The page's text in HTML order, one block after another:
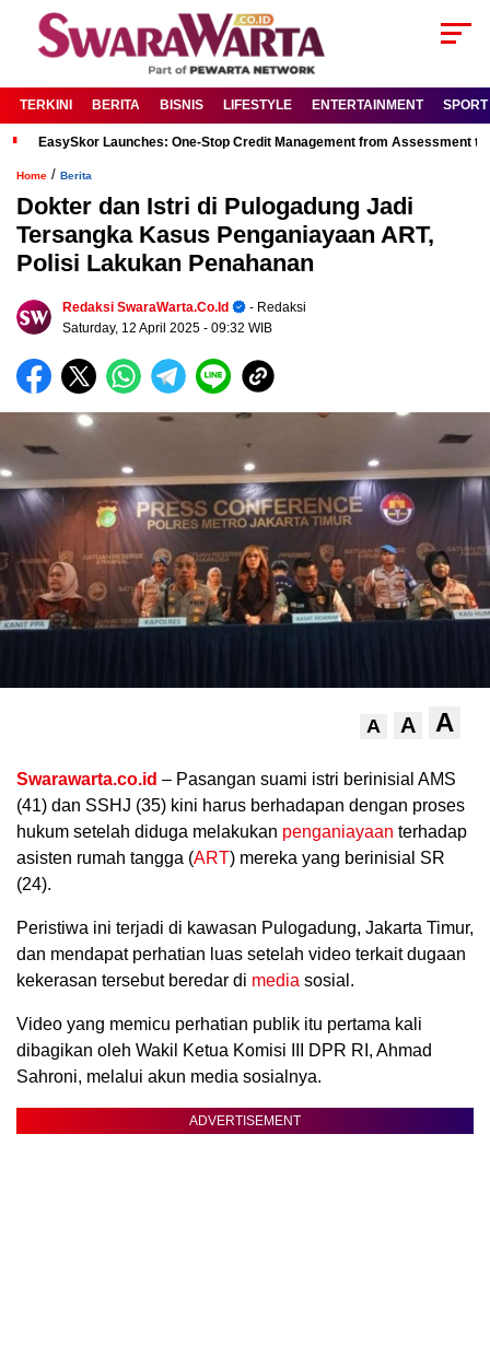
TERKINI BERITA BISNIS LIFESTYLE ENTERTAINMENT SPORT
EasySkor Launches: One-Stop Credit Management from Assessment
Home / Berita
Dokter dan Istri di Pulogadung Jadi
Tersangka Kasus Penganiayaan ART,
Polisi Lakukan Penahanan
Redaksi SwaraWarta.co.id
- Redaksi
Saturday, 12 April 2025 - 09:32 WIB
A A A
Swarawarta.co.id – Pasangan suami istri berinisial AMS
(41) dan SSHJ (35) kini harus berhadapan dengan proses
hukum setelah diduga melakukan penganiayaan terhadap
asisten rumah tangga (ART) mereka yang berinisial SR
(24).
Peristiwa ini terjadi di kawasan Pulogadung, Jakarta Timur,
dan mendapat perhatian luas setelah video terkait dugaan
kekerasan tersebut beredar di media sosial.
Video yang memicu perhatian publik itu pertama kali
dibagikan oleh Wakil Ketua Komisi III DPR RI, Ahmad
Sahroni, melalui akun media sosialnya.
ADVERTISEMENT